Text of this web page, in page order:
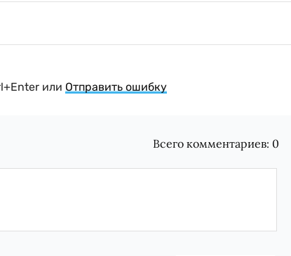
или Отправить ошибку
Всего комментариев: 0